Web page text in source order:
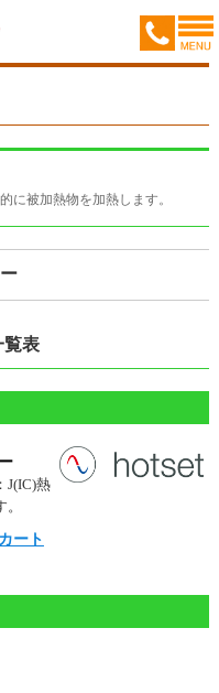
に被加熱物を加熱します。
表
J(IC)熱
ート